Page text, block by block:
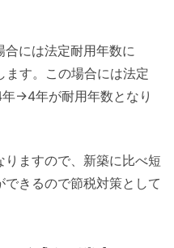
には法定耐用年数に
ます。この場合には法定
→4年が耐用年数となり
ますので、新築に比べ短
きるので節税対策として